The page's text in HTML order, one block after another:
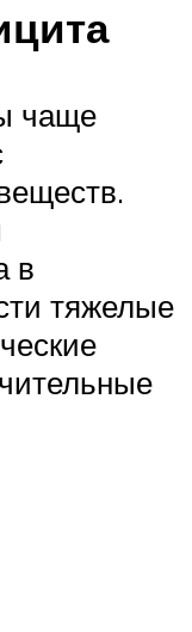
чаще
в
тяжелые